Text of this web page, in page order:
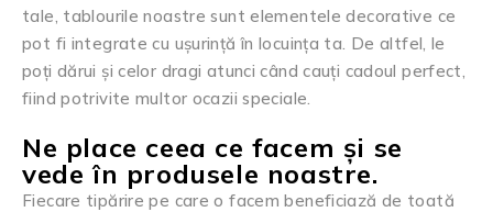
tale, tablourile noastre sunt elementele decorative ce
pot fi integrate cu ușurință în locuința ta. De altfel, le
poți dărui și celor dragi atunci când cauți cadoul perfect,
fiind potrivite multor ocazii speciale.
Ne place ceea ce facem și se
vede în produsele noastre.
Fiecare tipărire pe care o facem beneficiază de toată